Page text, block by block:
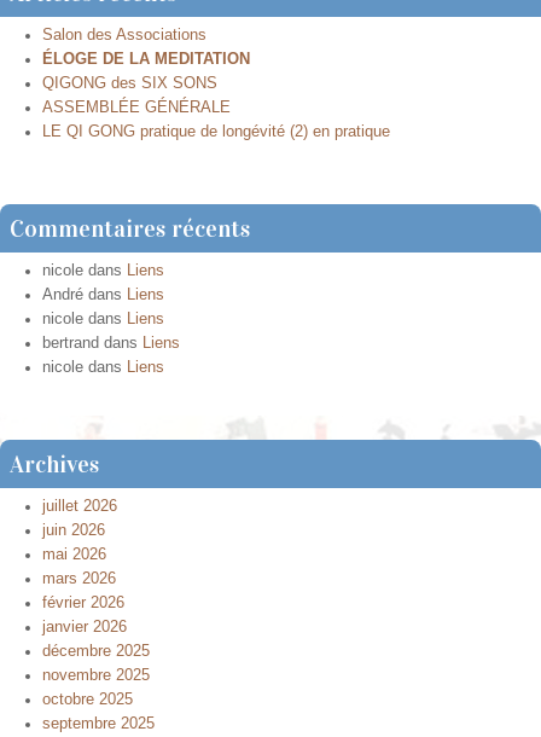
Salon des Associations
ÉLOGE DE LA MEDITATION
QIGONG des SIX SONS
ASSEMBLÉE GÉNÉRALE
LE QI GONG pratique de longévité (2) en pratique
Commentaires récents
nicole dans Liens
André dans Liens
nicole dans Liens
bertrand dans Liens
nicole dans Liens
Archives
juillet 2026
juin 2026
mai 2026
mars 2026
février 2026
janvier 2026
décembre 2025
novembre 2025
octobre 2025
septembre 2025